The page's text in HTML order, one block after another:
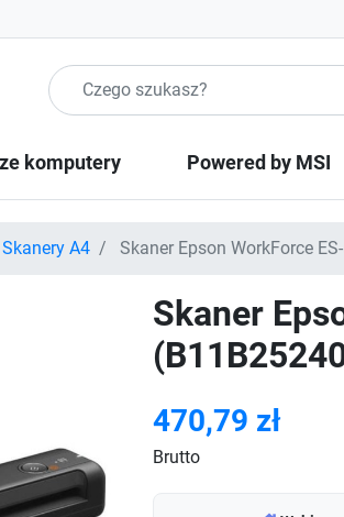
Szukaj produktow
komputery Powered by MSI
Skanery A4 Skaner Epson WorkForce
Skaner
470,79 zł
Brutto